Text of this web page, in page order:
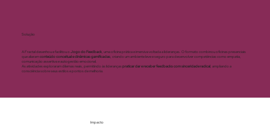
Solução
A Fractal desenhou e facilitou oJogo do Feedback, uma oficina prática e imersiva voltada a lideranças. O formato combinou oficinas presenciais
que aliaramconteúdo conceitual e dinâmicas gamificadas, criando um ambiente leve e seguro para desenvolver competências como empatia,
comunicação assertiva e autogestão emocional.
As atividades exploraram dilemas reais, permitindo às liderançaspraticar dar e receber feedbacks com sinceridade radical, ampliando a
consciência sobre seus estilos e pontos de melhoria.
Impacto